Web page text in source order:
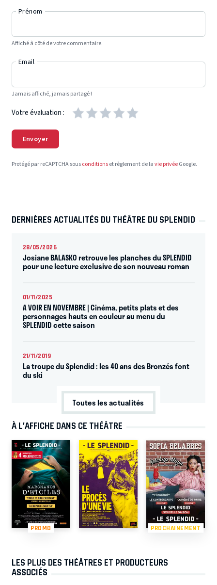
Prénom
Affiché à côté de votre commentaire.
Email
Jamais affiché, jamais partagé !
Votre évaluation :
Envoyer
Protégé par reCAPTCHA sousconditionset règlement de lavie privéeGoogle.
DERNIÈRES ACTUALITÉS DU THÉÂTRE DU SPLENDID
28/05/2026
Josiane BALASKO retrouve les planches du SPLENDID
pour une lecture exclusive de son nouveau roman
01/11/2025
A VOIR EN NOVEMBRE | Cinéma, petits plats et des
personnages hauts en couleur au menu du
SPLENDID cette saison
21/11/2019
La troupe du Splendid : les 40 ans des Bronzés font
du ski
Toutes les actualités
À L’AFFICHE DANS CE THÉÂTRE
PROMO PROCHAINEMENT
LES PLUS DES THÉÂTRES ET PRODUCTEURS
ASSOCIÉS